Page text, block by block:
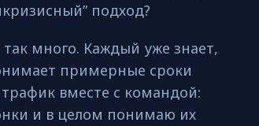
подход?
много. Каждый уже знает,
примерные сроки
вместе с командой:
и в целом понимаю их